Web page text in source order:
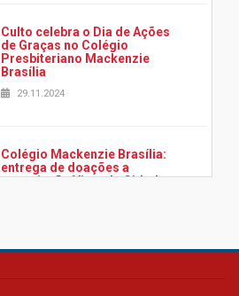
Culto celebra o Dia de Ações
de Graças no Colégio
Presbiteriano Mackenzie
Brasília
29.11.2024
Colégio Mackenzie Brasília:
entrega de doações a
associação Viver da Cidade
Colégio Presbiteriano